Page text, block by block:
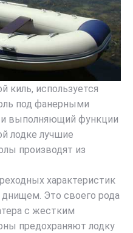
киль, используется
под фанерными
и выполняющий функции
лодке лучшие
производят из
характеристик
Это своего рода
с жестким
предохраняют лодку